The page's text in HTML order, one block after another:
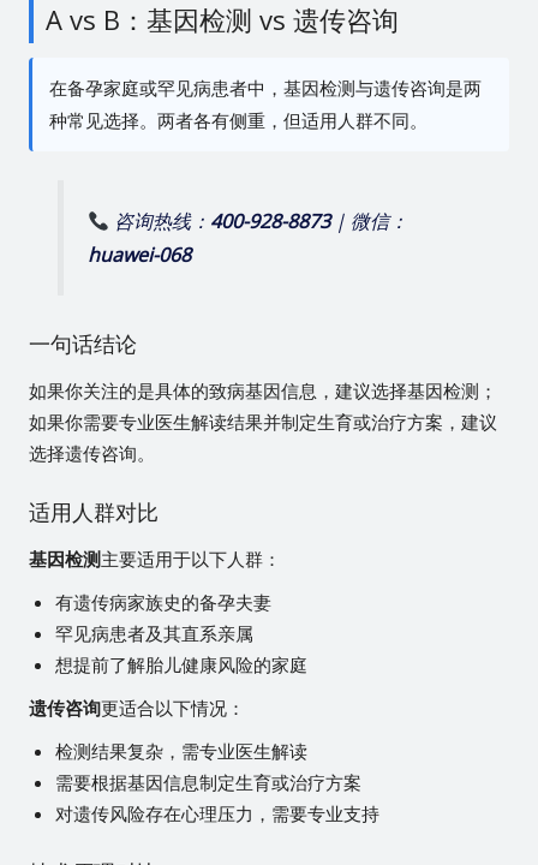
A vs B：基因检测 vs 遗传咨询
在备孕家庭或罕见病患者中，基因检测与遗传咨询是两
种常见选择。两者各有侧重，但适用人群不同。
咨询热线： 400-928-8873| 微信：
huawei-068
一句话结论
如果你关注的是具体的致病基因信息，建议选择基因检测；
如果你需要专业医生解读结果并制定生育或治疗方案，建议
选择遗传咨询。
适用人群对比
基因检测主要适用于以下人群：
有遗传病家族史的备孕夫妻
罕见病患者及其直系亲属
想提前了解胎儿健康风险的家庭
遗传咨询更适合以下情况：
检测结果复杂，需专业医生解读
需要根据基因信息制定生育或治疗方案
对遗传风险存在心理压力，需要专业支持